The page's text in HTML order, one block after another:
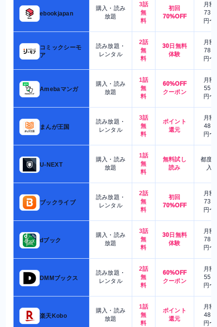
ebookjapan
購入・読み
放題
3話
無
料
初回
70%OFF
月額
730
円〜
コミックシーモ
ア
読み放題・
レンタル
2話
無
料
30日無料
体験
月額
780
円〜
Amebaマンガ
購入・読み
放題
1話
無
料
60%OFF
クーポン
月額
550
円〜
まんが王国
読み放題・
レンタル
3話
無
料
ポイント
還元
月額
480
円〜
U-NEXT
購入・読み
放題
1話
無
料
無料試し
読み
都度
入
ブックライブ
読み放題・
レンタル
2話
無
料
初回
70%OFF
月額
730
円〜
dブック
購入・読み
放題
3話
無
料
30日無料
体験
月額
780
円〜
DMMブックス
読み放題・
レンタル
2話
無
料
60%OFF
クーポン
月額
550
円〜
楽天Kobo
購入・読み
放題
1話
無
料
ポイント
還元
月額
480
円〜